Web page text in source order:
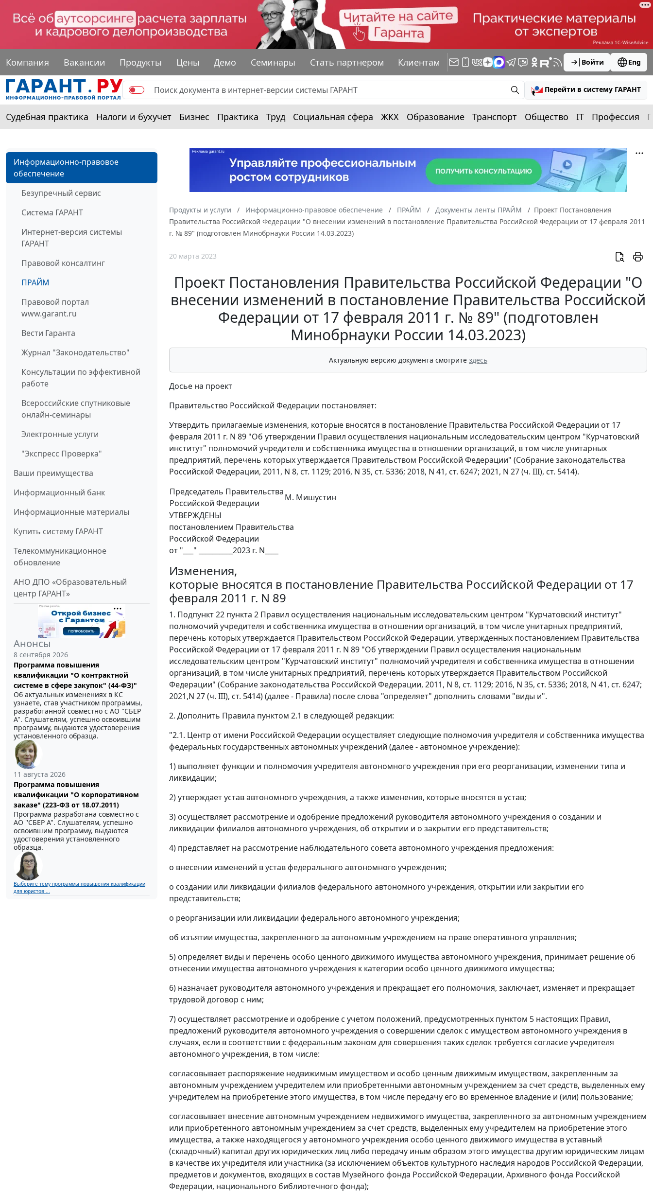
Компания Вакансии Продукты Цены Демо Семинары Стать партнером Клиентам Войти Eng
Перейти в систему ГАРАНТ
Судебная практика Налоги и бухучет Бизнес Практика Труд Социальная сфера ЖКХ Образование Транспорт Общество IT Профессия
Информационно-правовое
обеспечение
Безупречный сервис
Система ГАРАНТ
Интернет-версия системы
ГАРАНТ
Правовой консалтинг
ПРАЙМ
Правовой портал
www.garant.ru
Вести Гаранта
Журнал "Законодательство"
Консультации по эффективной
работе
Всероссийские спутниковые
онлайн-семинары
Электронные услуги
"Экспресс Проверка"
Ваши преимущества
Информационный банк
Информационные материалы
Купить систему ГАРАНТ
Телекоммуникационное
обновление
АНО ДПО «Образовательный
центр ГАРАНТ»
Анонсы
8 сентября 2026
Программа повышения
квалификации "О контрактной
системе в сфере закупок" (44-ФЗ)"
Об актуальных изменениях в КС
узнаете, став участником программы,
разработанной совместно с АО ''СБЕР
А". Слушателям, успешно освоившим
программу, выдаются удостоверения
установленного образца.
11 августа 2026
Программа повышения
квалификации "О корпоративном
заказе" (223-ФЗ от 18.07.2011)
Программа разработана совместно с
АО ''СБЕР А". Слушателям, успешно
освоившим программу, выдаются
удостоверения установленного
образца.
Выберите тему программы повышения квалификации
для юристов ...
Продукты и услуги Информационно-правовое обеспечение ПРАЙМ Документы ленты ПРАЙМ
Проект Постановления
Правительства Российской Федерации "О внесении изменений в постановление Правительства Российской Федерации от 17 февраля 2011
г. № 89" (подготовлен Минобрнауки России 14.03.2023)
20 марта 2023
Проект Постановления Правительства Российской Федерации "О
внесении изменений в постановление Правительства Российской
Федерации от 17 февраля 2011 г. № 89" (подготовлен
Минобрнауки России 14.03.2023)
Актуальную версию документа смотрите здесь
Досье на проект
Правительство Российской Федерации постановляет:
Утвердить прилагаемые изменения, которые вносятся в постановление Правительства Российской Федерации от 17
февраля 2011 г. N 89 "Об утверждении Правил осуществления национальным исследовательским центром "Курчатовский
институт" полномочий учредителя и собственника имущества в отношении организаций, в том числе унитарных
предприятий, перечень которых утверждается Правительством Российской Федерации" (Собрание законодательства
Российской Федерации, 2011, N 8, ст. 1129; 2016, N 35, ст. 5336; 2018, N 41, ст. 6247; 2021, N 27 (ч. III), ст. 5414).
Председатель Правительства
Российской Федерации
М. Мишустин
УТВЕРЖДЕНЫ
постановлением Правительства
Российской Федерации
от "___" __________2023 г. N____
Изменения,
которые вносятся в постановление Правительства Российской Федерации от 17
февраля 2011 г. N 89
1. Подпункт 22 пункта 2 Правил осуществления национальным исследовательским центром "Курчатовский институт"
полномочий учредителя и собственника имущества в отношении организаций, в том числе унитарных предприятий,
перечень которых утверждается Правительством Российской Федерации, утвержденных постановлением Правительства
Российской Федерации от 17 февраля 2011 г. N 89 "Об утверждении Правил осуществления национальным
исследовательским центром "Курчатовский институт" полномочий учредителя и собственника имущества в отношении
организаций, в том числе унитарных предприятий, перечень которых утверждается Правительством Российской
Федерации" (Собрание законодательства Российской Федерации, 2011, N 8, ст. 1129; 2016, N 35, ст. 5336; 2018, N 41, ст. 6247;
2021,N 27 (ч. III), ст. 5414) (далее - Правила) после слова "определяет" дополнить словами "виды и".
2. Дополнить Правила пунктом 2.1 в следующей редакции:
"2.1. Центр от имени Российской Федерации осуществляет следующие полномочия учредителя и собственника имущества
федеральных государственных автономных учреждений (далее - автономное учреждение):
1) выполняет функции и полномочия учредителя автономного учреждения при его реорганизации, изменении типа и
ликвидации;
2) утверждает устав автономного учреждения, а также изменения, которые вносятся в устав;
3) осуществляет рассмотрение и одобрение предложений руководителя автономного учреждения о создании и
ликвидации филиалов автономного учреждения, об открытии и о закрытии его представительств;
4) представляет на рассмотрение наблюдательного совета автономного учреждения предложения:
о внесении изменений в устав федерального автономного учреждения;
о создании или ликвидации филиалов федерального автономного учреждения, открытии или закрытии его
представительств;
о реорганизации или ликвидации федерального автономного учреждения;
об изъятии имущества, закрепленного за автономным учреждением на праве оперативного управления;
5) определяет виды и перечень особо ценного движимого имущества автономного учреждения, принимает решение об
отнесении имущества автономного учреждения к категории особо ценного движимого имущества;
6) назначает руководителя автономного учреждения и прекращает его полномочия, заключает, изменяет и прекращает
трудовой договор с ним;
7) осуществляет рассмотрение и одобрение с учетом положений, предусмотренных пунктом 5 настоящих Правил,
предложений руководителя автономного учреждения о совершении сделок с имуществом автономного учреждения в
случаях, если в соответствии с федеральным законом для совершения таких сделок требуется согласие учредителя
автономного учреждения, в том числе:
согласовывает распоряжение недвижимым имуществом и особо ценным движимым имуществом, закрепленным за
автономным учреждением учредителем или приобретенными автономным учреждением за счет средств, выделенных ему
учредителем на приобретение этого имущества, в том числе передачу его во временное владение и (или) пользование;
согласовывает внесение автономным учреждением недвижимого имущества, закрепленного за автономным учреждением
или приобретенного автономным учреждением за счет средств, выделенных ему учредителем на приобретение этого
имущества, а также находящегося у автономного учреждения особо ценного движимого имущества в уставный
(складочный) капитал других юридических лиц либо передачу иным образом этого имущества другим юридическим лицам
в качестве их учредителя или участника (за исключением объектов культурного наследия народов Российской Федерации,
предметов и документов, входящих в состав Музейного фонда Российской Федерации, Архивного фонда Российской
Федерации, национального библиотечного фонда);